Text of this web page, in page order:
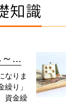
知識
...
なりま
り」
資金繰